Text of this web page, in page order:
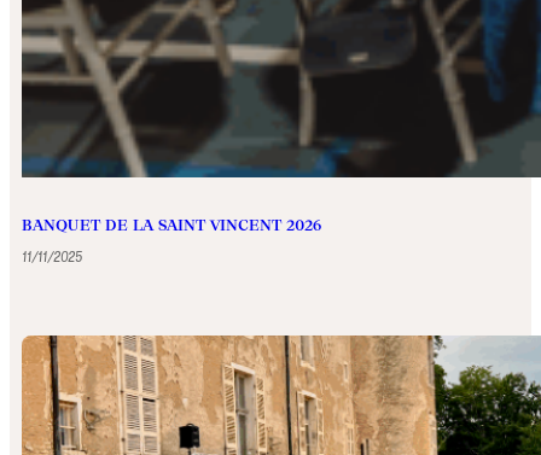
BANQUET DE LA SAINT VINCENT 2026
11/11/2025